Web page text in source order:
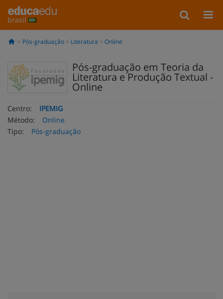
brasil
Pós-graduação Literatura Online
Pós-graduação em Teoria da
Literatura e Produção Textual -
Online
Centro:
IPEMIG
Método:
Online
Tipo:
Pós-graduação